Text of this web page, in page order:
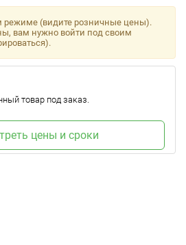
режиме (видите розничные цены).
вам нужно войти под своим
товар под заказ.
цены и сроки